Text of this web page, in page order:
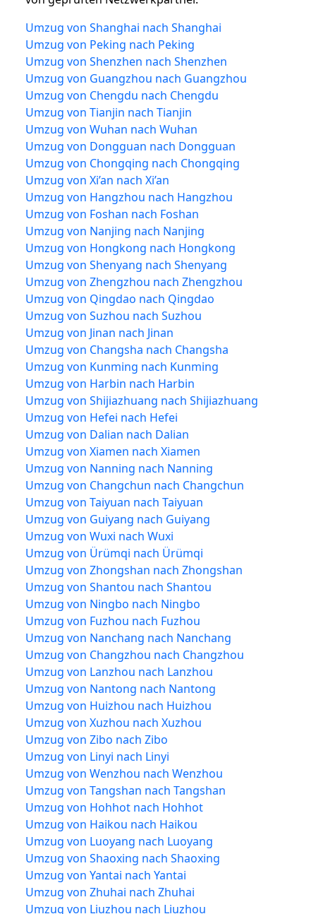
Umzug von Shanghai nach Shanghai
Umzug von Peking nach Peking
Umzug von Shenzhen nach Shenzhen
Umzug von Guangzhou nach Guangzhou
Umzug von Chengdu nach Chengdu
Umzug von Tianjin nach Tianjin
Umzug von Wuhan nach Wuhan
Umzug von Dongguan nach Dongguan
Umzug von Chongqing nach Chongqing
Umzug von Xi’an nach Xi’an
Umzug von Hangzhou nach Hangzhou
Umzug von Foshan nach Foshan
Umzug von Nanjing nach Nanjing
Umzug von Hongkong nach Hongkong
Umzug von Shenyang nach Shenyang
Umzug von Zhengzhou nach Zhengzhou
Umzug von Qingdao nach Qingdao
Umzug von Suzhou nach Suzhou
Umzug von Jinan nach Jinan
Umzug von Changsha nach Changsha
Umzug von Kunming nach Kunming
Umzug von Harbin nach Harbin
Umzug von Shijiazhuang nach Shijiazhuang
Umzug von Hefei nach Hefei
Umzug von Dalian nach Dalian
Umzug von Xiamen nach Xiamen
Umzug von Nanning nach Nanning
Umzug von Changchun nach Changchun
Umzug von Taiyuan nach Taiyuan
Umzug von Guiyang nach Guiyang
Umzug von Wuxi nach Wuxi
Umzug von Ürümqi nach Ürümqi
Umzug von Zhongshan nach Zhongshan
Umzug von Shantou nach Shantou
Umzug von Ningbo nach Ningbo
Umzug von Fuzhou nach Fuzhou
Umzug von Nanchang nach Nanchang
Umzug von Changzhou nach Changzhou
Umzug von Lanzhou nach Lanzhou
Umzug von Nantong nach Nantong
Umzug von Huizhou nach Huizhou
Umzug von Xuzhou nach Xuzhou
Umzug von Zibo nach Zibo
Umzug von Linyi nach Linyi
Umzug von Wenzhou nach Wenzhou
Umzug von Tangshan nach Tangshan
Umzug von Hohhot nach Hohhot
Umzug von Haikou nach Haikou
Umzug von Luoyang nach Luoyang
Umzug von Shaoxing nach Shaoxing
Umzug von Yantai nach Yantai
Umzug von Zhuhai nach Zhuhai
Umzug von Liuzhou nach Liuzhou